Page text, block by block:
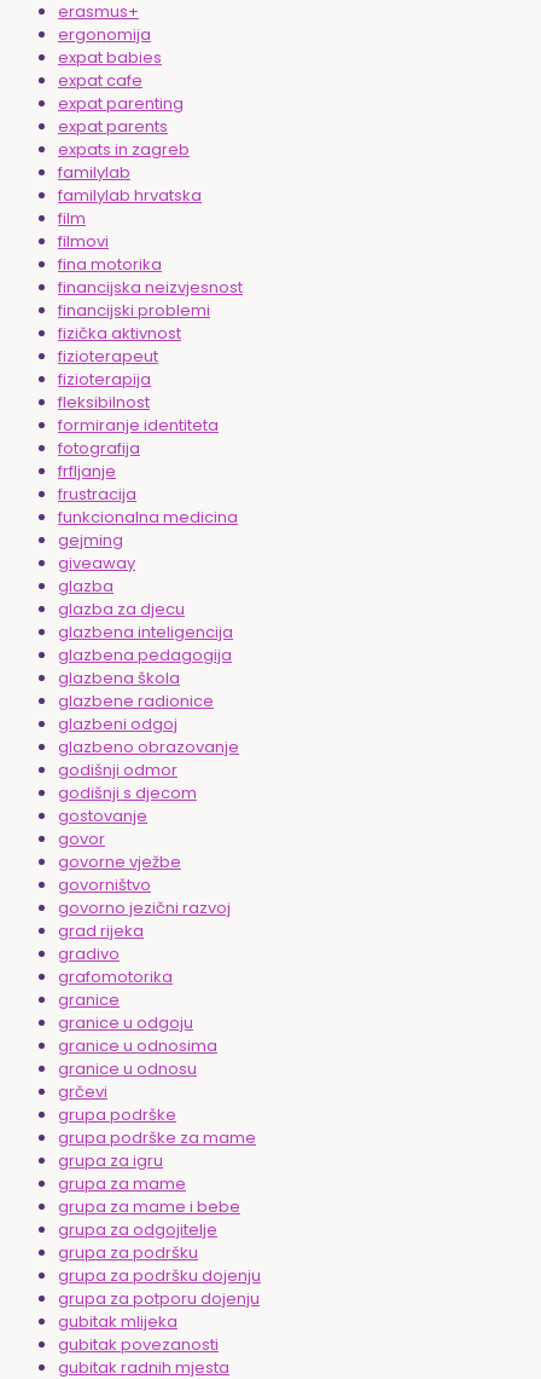
erasmus+
ergonomija
expat babies
expat cafe
expat parenting
expat parents
expats in zagreb
familylab
familylab hrvatska
film
filmovi
fina motorika
financijska neizvjesnost
financijski problemi
fizička aktivnost
fizioterapeut
fizioterapija
fleksibilnost
formiranje identiteta
fotografija
frfljanje
frustracija
funkcionalna medicina
gejming
giveaway
glazba
glazba za djecu
glazbena inteligencija
glazbena pedagogija
glazbena škola
glazbene radionice
glazbeni odgoj
glazbeno obrazovanje
godišnji odmor
godišnji s djecom
gostovanje
govor
govorne vježbe
govorništvo
govorno jezični razvoj
grad rijeka
gradivo
grafomotorika
granice
granice u odgoju
granice u odnosima
granice u odnosu
grčevi
grupa podrške
grupa podrške za mame
grupa za igru
grupa za mame
grupa za mame i bebe
grupa za odgojitelje
grupa za podršku
grupa za podršku dojenju
grupa za potporu dojenju
gubitak mlijeka
gubitak povezanosti
gubitak radnih mjesta